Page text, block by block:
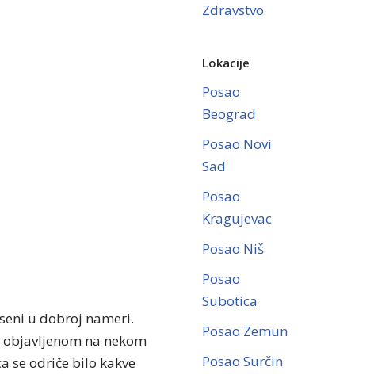
u dobroj nameri.
na nekom
se odriče bilo kakve
Zdravstvo
Lokacije
Posao
Beograd
Posao Novi
Sad
Posao
Kragujevac
Posao Niš
Posao
Subotica
Posao Zemun
Posao Surčin